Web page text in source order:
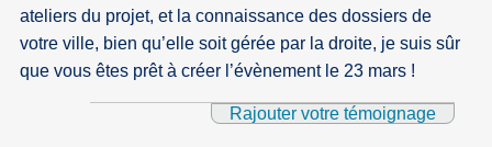
ateliers du projet, et la connaissance des dossiers de
votre ville, bien qu’elle soit gérée par la droite, je suis sûr
que vous êtes prêt à créer l’évènement le 23 mars !
Rajouter votre témoignage